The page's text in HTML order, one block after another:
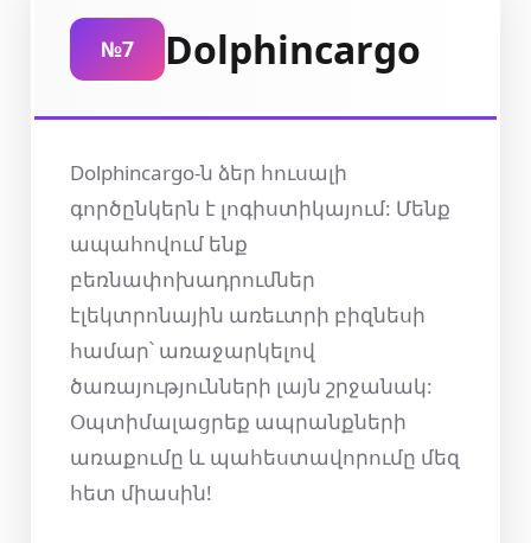
№7 Dolphincargo
Dolphincargo-ն ձեր հուսալի
գործընկերն է լոգիստիկայում: Մենք
ապահովում ենք
բեռնափոխադրումներ
էլեկտրոնային առեւտրի բիզնեսի
համար՝ առաջարկելով
ծառայությունների լայն շրջանակ:
Օպտիմալացրեք ապրանքների
առաքումը և պահեստավորումը մեզ
հետ միասին!